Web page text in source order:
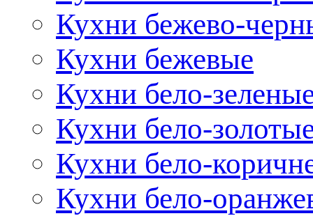
Кухни бежево-
Кухни бежевые
Кухни бело-
Кухни бело-
Кухни бело-
Кухни бело-